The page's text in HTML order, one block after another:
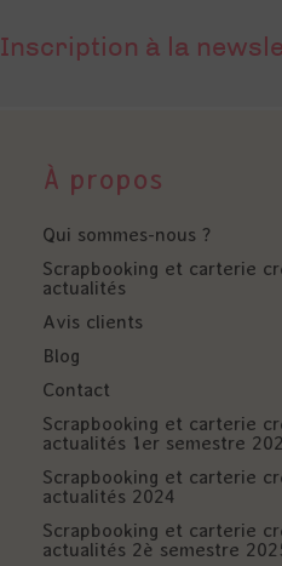
Inscription à la
À propos
Qui sommes-nous ?
Scrapbooking et carterie
actualités
Avis clients
Blog
Contact
Scrapbooking et carterie
actualités 1er semestre
Scrapbooking et carterie
actualités 2024
Scrapbooking et carterie
actualités 2è semestre